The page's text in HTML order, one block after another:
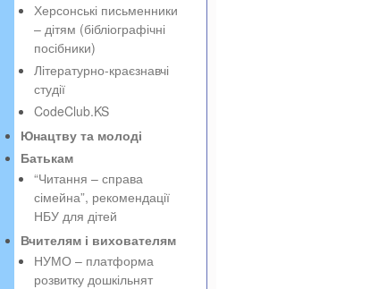
Херсонські письменники
– дітям (бібліографічні
посібники)
Літературно-краєзнавчі
студії
CodeClub.KS
Юнацтву та молоді
Батькам
“Читання – справа
сімейна”, рекомендації
НБУ для дітей
Вчителям і вихователям
НУМО – платформа
розвитку дошкільнят